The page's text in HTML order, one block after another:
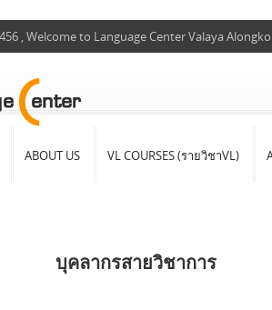
, Welcome to Language Center Valaya
ABOUT US VL COURSES (รายวิชาVL)
สายวิชาการ